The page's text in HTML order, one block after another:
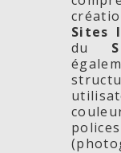
Sites
du